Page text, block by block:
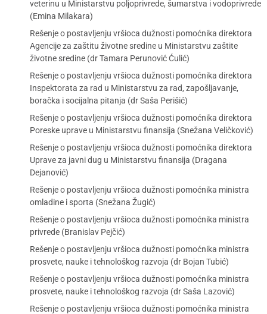
veterinu u Ministarstvu poljoprivrede, šumarstva i vodoprivrede
(Emina Milakara)
Rešenje o postavljenju vršioca dužnosti pomoćnika direktora
Agencije za zaštitu životne sredine u Ministarstvu zaštite
životne sredine (dr Tamara Perunović Ćulić)
Rešenje o postavljenju vršioca dužnosti pomoćnika direktora
Inspektorata za rad u Ministarstvu za rad, zapošljavanje,
boračka i socijalna pitanja (dr Saša Perišić)
Rešenje o postavljenju vršioca dužnosti pomoćnika direktora
Poreske uprave u Ministarstvu finansija (Snežana Veličković)
Rešenje o postavljenju vršioca dužnosti pomoćnika direktora
Uprave za javni dug u Ministarstvu finansija (Dragana
Dejanović)
Rešenje o postavljenju vršioca dužnosti pomoćnika ministra
omladine i sporta (Snežana Žugić)
Rešenje o postavljenju vršioca dužnosti pomoćnika ministra
privrede (Branislav Pejčić)
Rešenje o postavljenju vršioca dužnosti pomoćnika ministra
prosvete, nauke i tehnološkog razvoja (dr Bojan Tubić)
Rešenje o postavljenju vršioca dužnosti pomoćnika ministra
prosvete, nauke i tehnološkog razvoja (dr Saša Lazović)
Rešenje o postavljenju vršioca dužnosti pomoćnika ministra